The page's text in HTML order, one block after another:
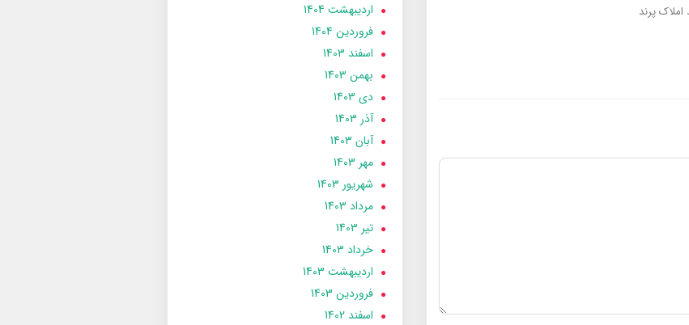
املاک پرند
ارديبهشت 1404
فروردین 1404
اسفند 1403
بهمن 1403
دی 1403
آذر 1403
آبان 1403
مهر 1403
شهریور 1403
مرداد 1403
تير 1403
خرداد 1403
ارديبهشت 1403
فروردین 1403
اسفند 1402